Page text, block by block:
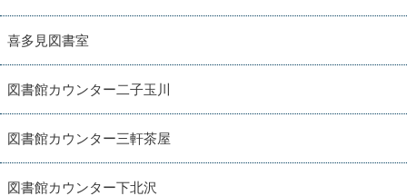
喜多見図書室
図書館カウンター二子玉川
図書館カウンター三軒茶屋
図書館カウンター下北沢